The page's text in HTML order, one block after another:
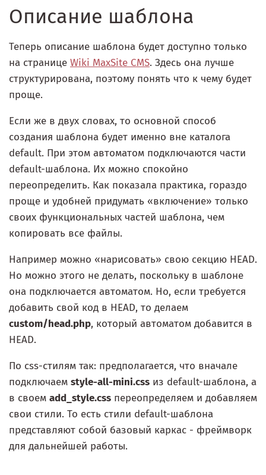
Описание шаблона
Теперь описание шаблона будет доступно только
на странице Wiki MaxSite CMS. Здесь она лучше
структурирована, поэтому понять что к чему будет
проще.
Если же в двух словах, то основной способ
создания шаблона будет именно вне каталога
default. При этом автоматом подключаются части
default-шаблона. Их можно спокойно
переопределить. Как показала практика, гораздо
проще и удобней придумать «включение» только
своих функциональных частей шаблона, чем
копировать все файлы.
Например можно «нарисовать» свою секцию HEAD.
Но можно этого не делать, поскольку в шаблоне
она подключается автоматом. Но, если требуется
добавить свой код в HEAD, то делаем
custom/head.php, который автоматом добавится в
HEAD.
По css-стилям так: предполагается, что вначале
подключаем style-all-mini.css из default-шаблона, а
в своем add_style.css переопределяем и добавляем
свои стили. То есть стили default-шаблона
представляют собой базовый каркас - фреймворк
для дальнейшей работы.